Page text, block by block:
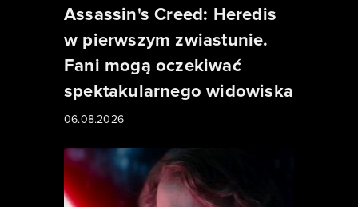
Assassin's Creed: Heredis
w pierwszym zwiastunie.
Fani mogą oczekiwać
spektakularnego widowiska
06.08.2026